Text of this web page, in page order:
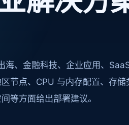
、金融科技、企业应用、
节点、CPU 与内存配置、存储
等方面给出部署建议。